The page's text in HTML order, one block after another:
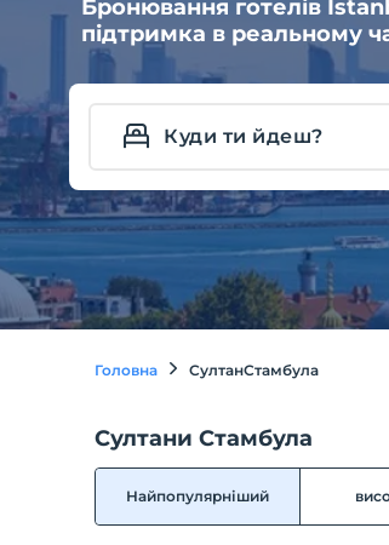
Бронювання готелів
підтримка в реальному
Головна СултанСтамбула
Султани Стамбула
Найпопулярніший